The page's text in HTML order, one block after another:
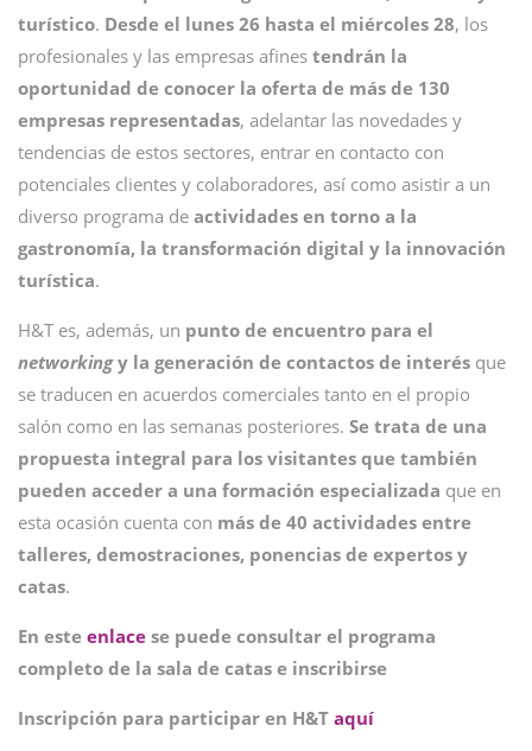
turístico. Desde el lunes 26 hasta el miércoles 28, los
profesionales y las empresas afines tendrán la
oportunidad de conocer la oferta de más de 130
empresas representadas, adelantar las novedades y
tendencias de estos sectores, entrar en contacto con
potenciales clientes y colaboradores, así como asistir a un
diverso programa de actividades en torno a la
gastronomía, la transformación digital y la innovación
turística.
H&T es, además, un punto de encuentro para el
networkingy la generación de contactos de interés que
se traducen en acuerdos comerciales tanto en el propio
salón como en las semanas posteriores. Se trata de una
propuesta integral para los visitantes que también
pueden acceder a una formación especializada que en
esta ocasión cuenta con más de 40 actividades entre
talleres, demostraciones, ponencias de expertos y
catas.
En este enlace se puede consultar el programa
completo de la sala de catas e inscribirse
Inscripción para participar en H&T aquí